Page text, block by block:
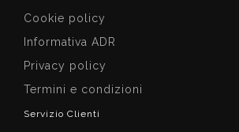
Cookie policy
Informativa ADR
Privacy policy
Termini e condizioni
Servizio Clienti